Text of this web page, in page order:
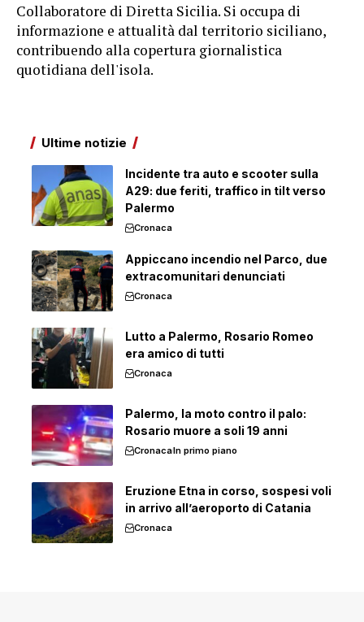
Collaboratore di Diretta Sicilia. Si occupa di
informazione e attualità dal territorio siciliano,
contribuendo alla copertura giornalistica
quotidiana dell'isola.
Ultime notizie
Incidente tra auto e scooter sulla
A29: due feriti, traffico in tilt verso
Palermo
Cronaca
Appiccano incendio nel Parco, due
extracomunitari denunciati
Cronaca
Lutto a Palermo, Rosario Romeo
era amico di tutti
Cronaca
Palermo, la moto contro il palo:
Rosario muore a soli 19 anni
CronacaIn primo piano
Eruzione Etna in corso, sospesi voli
in arrivo all’aeroporto di Catania
Cronaca